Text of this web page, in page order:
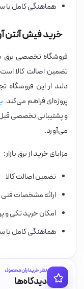
هماهنگی کامل با
خرید فیش آنتن
فروشگاه تخصصی برق
تضمین اصالت کالا
دلند از این فروشگاه
پروژه‌ای فراهم می‌کند.
و پشتیبانی تخصصی قبل
می‌آورد.
مزایای خرید از برق بازار:
تضمین اصالت کالا
ارائه مشخصات
امکان خرید تکی و
هماهنگی کامل با
نظر خریداران محصول
دیدگاه‌ها